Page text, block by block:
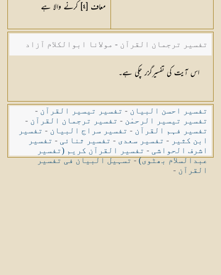
معاف [٤] کرنے والا ہے
تفسیر ترجمان القرآن - مولانا ابوالکلام آزاد
اس آیت کی تفسیرگزر چکی ہے۔
تفسیر احسن البیان - تفسیر تیسیر القرآن -
تفسیر تیسیر الرحمٰن - تفسیر ترجمان القرآن -
تفسیر فہم القرآن - تفسیر سراج البیان - تفسیر
ابن کثیر - تفسیر سعدی - تفسیر ثنائی - تفسیر
اشرف الحواشی - تفسیر القرآن کریم (تفسیر
عبدالسلام بھٹوی)-تسہیل البیان فی تفسیر
القرآن -